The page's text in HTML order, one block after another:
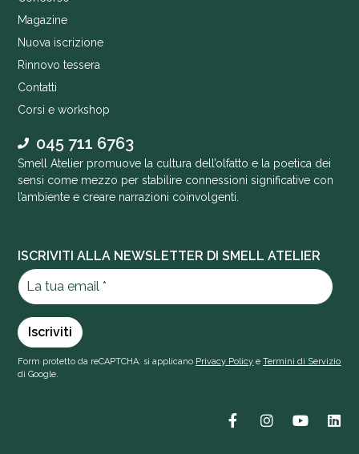
Magazine
Nuova iscrizione
Rinnovo tessera
Contatti
Corsi e workshop
045 711 6763
Smell Atelier promuove la cultura dell’olfatto e la poetica dei
sensi come mezzo per stabilire connessioni significative con
l’ambiente e creare narrazioni coinvolgenti.
ISCRIVITI ALLA NEWSLETTER DI SMELL ATELIER
Form protetto da reCAPTCHA: si applicano Privacy Policy eTermini di Servizio
di Google.